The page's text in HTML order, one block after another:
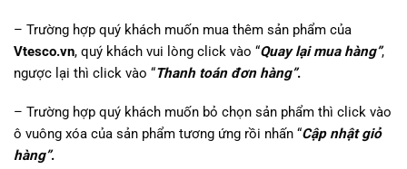
– Trường hợp quý khách muốn mua thêm sản phẩm của
Vtesco.vn, quý khách vui lòng click vào “Quay lại mua hàng”,
ngược lại thì click vào “Thanh toán đơn hàng”.
– Trường hợp quý khách muốn bỏ chọn sản phẩm thì click vào
ô vuông xóa của sản phẩm tương ứng rồi nhấn “Cập nhật giỏ
hàng”.